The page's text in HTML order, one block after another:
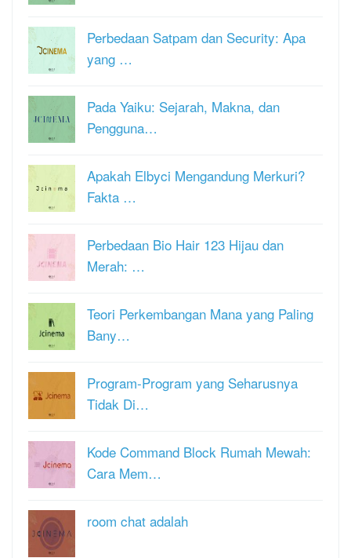
Perbedaan Satpam dan Security: Apa
yang …
Pada Yaiku: Sejarah, Makna, dan
Pengguna…
Apakah Elbyci Mengandung Merkuri?
Fakta …
Perbedaan Bio Hair 123 Hijau dan
Merah: …
Teori Perkembangan Mana yang Paling
Bany…
Program-Program yang Seharusnya
Tidak Di…
Kode Command Block Rumah Mewah:
Cara Mem…
room chat adalah